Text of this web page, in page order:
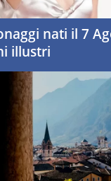
nati il 7
illustri